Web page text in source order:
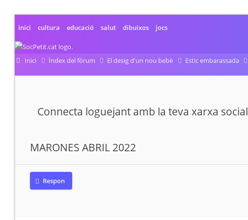
inici cultura educació salut dibuixos jocs
Inici Índex del fòrum El desig d'un nou bebè Estic embarassada
Connecta loguejant amb la teva xarxa social
MARONES ABRIL 2022
Respon